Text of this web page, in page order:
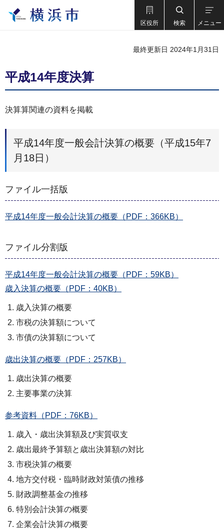
区役所 検索 メニュー
最終更新日 2024年1月31日
平成14年度決算
決算算関連の資料を掲載
平成14年度一般会計決算の概要（平成15年7
月18日）
ファイル一括版
平成14年度一般会計決算の概要（PDF：366KB）
ファイル分割版
平成14年度一般会計決算の概要（PDF：59KB）
歳入決算の概要（PDF：40KB）
歳入決算の概要
市税の決算額について
市債の決算額について
歳出決算の概要（PDF：257KB）
歳出決算の概要
主要事業の決算
参考資料（PDF：76KB）
歳入・歳出決算額及び実質収支
歳出最終予算額と歳出決算額の対比
市税決算の概要
地方交付税・臨時財政対策債の推移
財政調整基金の推移
特別会計決算の概要
企業会計決算の概要